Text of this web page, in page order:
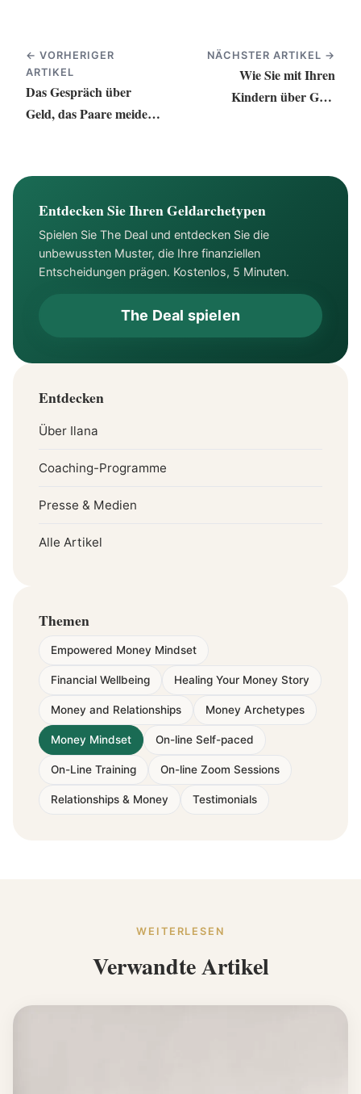
← VORHERIGER
ARTIKEL
Das Gespräch über
Geld, das Paare meiden
NÄCHSTER ARTIKEL →
Wie Sie mit Ihren
Kindern über Geld
Entdecken Sie Ihren Geldarchetypen
Spielen Sie The Deal und entdecken Sie die
unbewussten Muster, die Ihre finanziellen
Entscheidungen prägen. Kostenlos, 5 Minuten.
The Deal spielen
Entdecken
Über Ilana
Coaching-Programme
Presse & Medien
Alle Artikel
Themen
Empowered Money Mindset
Financial Wellbeing Healing Your Money Story
Money and Relationships Money Archetypes
Money Mindset On-line Self-paced
On-Line Training On-line Zoom Sessions
Relationships & Money Testimonials
WEITERLESEN
Verwandte Artikel